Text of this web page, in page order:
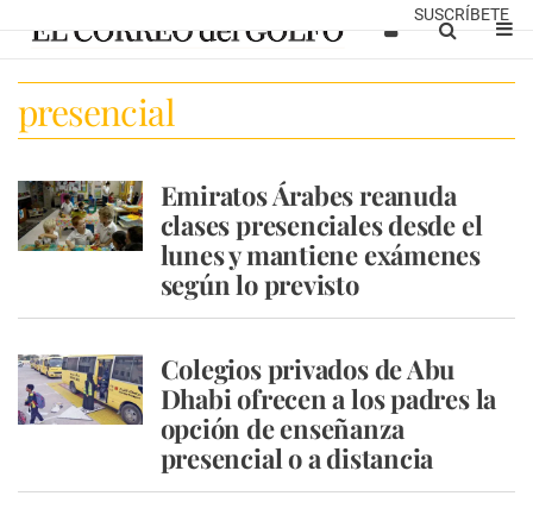
SUSCRÍBETE
presencial
Emiratos Árabes reanuda
clases presenciales desde el
lunes y mantiene exámenes
según lo previsto
Colegios privados de Abu
Dhabi ofrecen a los padres la
opción de enseñanza
presencial o a distancia